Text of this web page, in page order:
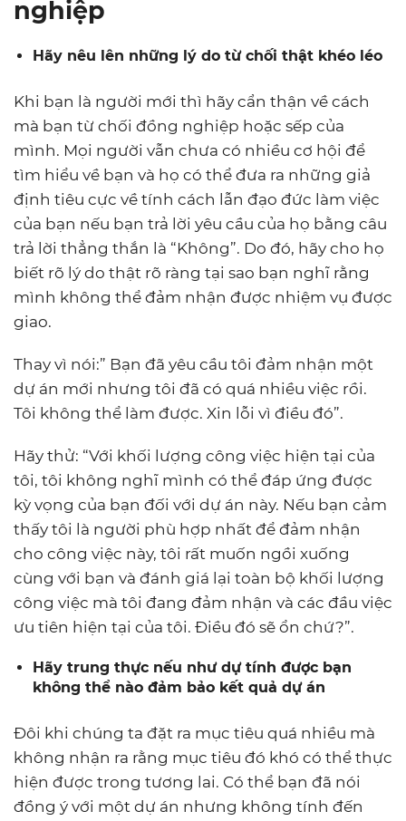
nghiệp
Hãy nêu lên những lý do từ chối thật khéo léo
Khi bạn là người mới thì hãy cẩn thận về cách
mà bạn từ chối đồng nghiệp hoặc sếp của
mình. Mọi người vẫn chưa có nhiều cơ hội để
tìm hiểu về bạn và họ có thể đưa ra những giả
định tiêu cực về tính cách lẫn đạo đức làm việc
của bạn nếu bạn trả lời yêu cầu của họ bằng câu
trả lời thẳng thắn là “Không”. Do đó, hãy cho họ
biết rõ lý do thật rõ ràng tại sao bạn nghĩ rằng
mình không thể đảm nhận được nhiệm vụ được
giao.
Thay vì nói:” Bạn đã yêu cầu tôi đảm nhận một
dự án mới nhưng tôi đã có quá nhiều việc rồi.
Tôi không thể làm được. Xin lỗi vì điều đó”.
Hãy thử: “Với khối lượng công việc hiện tại của
tôi, tôi không nghĩ mình có thể đáp ứng được
kỳ vọng của bạn đối với dự án này. Nếu bạn cảm
thấy tôi là người phù hợp nhất để đảm nhận
cho công việc này, tôi rất muốn ngồi xuống
cùng với bạn và đánh giá lại toàn bộ khối lượng
công việc mà tôi đang đảm nhận và các đầu việc
ưu tiên hiện tại của tôi. Điều đó sẽ ổn chứ?”.
Hãy trung thực nếu như dự tính được bạn
không thể nào đảm bảo kết quả dự án
Đôi khi chúng ta đặt ra mục tiêu quá nhiều mà
không nhận ra rằng mục tiêu đó khó có thể thực
hiện được trong tương lai. Có thể bạn đã nói
đồng ý với một dự án nhưng không tính đến